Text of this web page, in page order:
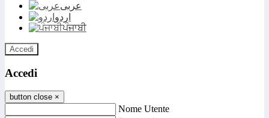
عربى
اردو
ਪੰਜਾਬੀ
Accedi
Accedi
button close ×
Nome Utente